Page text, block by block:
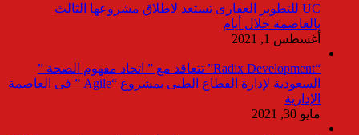
UC للتطوير العقارى تستعد لاطلاق مشروعها الثالث
بالعاصمة خلال أيام
أغسطس 1, 2021
“Radix Development” تتعاقد مع ” اتحاد مفهوم الصحة ”
السعودية لإدارة القطاع الطبى بمشروع “Agile ” فى العاصمة
الإدارية
مايو 30, 2021